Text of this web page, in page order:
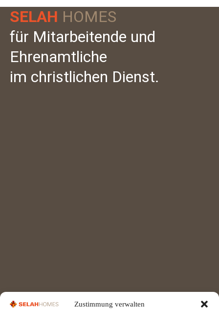
Zustimmung verwalten
SELAH HOMES
für Mitarbeitende und
Ehrenamtliche
im christlichen Dienst.